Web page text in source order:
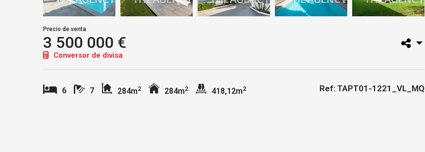
Precio de venta
3 500 000 €
Conversor de divisa
6 7 284m2 284m2 418,12m2 Ref: TAPT01-1221_VL_MQ